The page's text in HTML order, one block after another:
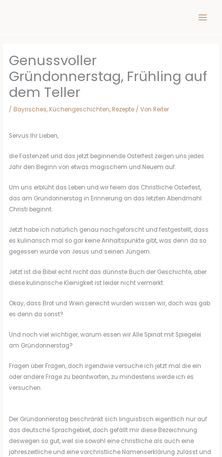
Genussvoller
Gründonnerstag, Frühling auf
dem Teller
/ Bayrisches, Küchengeschichten, Rezepte / Von Reiter
Servus Ihr Lieben,
die Fastenzeit und das jetzt beginnende Osterfest zeigen uns jedes
Jahr den Beginn von etwas magischem und Neuem auf.
Um uns erblüht das Leben und wir feiern das Christliche Osterfest,
das am Gründonnerstag in Erinnerung an das letzten Abendmahl
Christi beginnt.
Jetzt habe ich natürlich genau nachgeforscht und festgestellt, dass
es kulinarisch mal so gar keine Anhaltspunkte gibt, was denn da so
gegessen wurde von Jesus und seinen Jüngern.
Jetzt ist die Bibel echt nicht das dünnste Buch der Geschichte, aber
diese kulinarische Kleinigkeit ist leider nicht vermerkt.
Okay, dass Brot und Wein gereicht wurden wissen wir, doch was gab
es denn da sonst?
Und noch viel wichtiger, warum essen wir Alle Spinat mit Spiegelei
am Gründonnerstag?
Fragen über Fragen, doch irgendwie versuche ich jetzt mal die ein
oder andere Frage zu beantworten, zu mindestens werde ich es
versuchen.
Der Gründonnerstag beschränkt sich linguistisch eigentlich nur auf
das deutsche Sprachgebiet, doch gefällt mir diese Bezeichnung
deswegen so gut, weil sie sowohl eine christliche als auch eine
jahreszeitliche und eine vorchristliche Namenserklärung zulässt und